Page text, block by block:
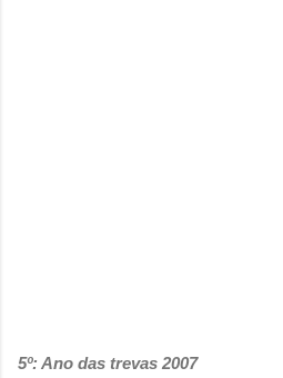
5º: Ano das trevas 2007